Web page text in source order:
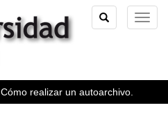
TOGGLE
SEARCH
Cómo realizar un autoarchivo.